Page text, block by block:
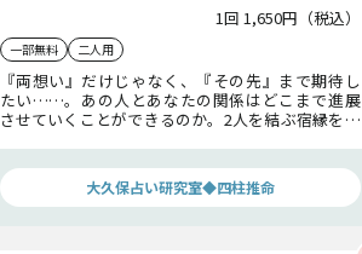
1回 1,650円（税込）
一部無料 二人用
『両想い』だけじゃなく、『その先』まで期待し
たい……。あの人とあなたの関係はどこまで進展
させていくことができるのか。2人を結ぶ宿縁を紐
大久保占い研究室◆四柱推命